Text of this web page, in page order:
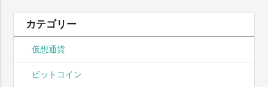
カテゴリー
仮想通貨
ビットコイン